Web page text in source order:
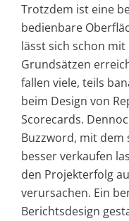
Trotzdem ist eine
bedienbare
lässt sich schon
Grundsätzen
fallen viele, teils
beim Design von
Scorecards.
Buzzword, mit dem
besser verkaufen
den Projekterfolg
verursachen. Ein
Berichtsdesign